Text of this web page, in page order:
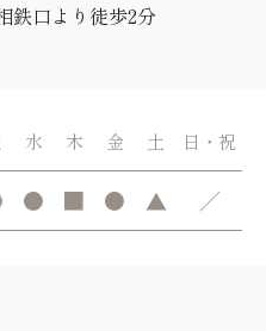
鉄口より徒歩2分
水 木 金 土 日・祝
● ■ ● ▲ ／